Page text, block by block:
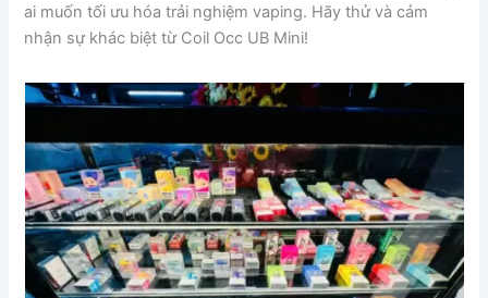
ai muốn tối ưu hóa trải nghiệm vaping. Hãy thử và cảm
nhận sự khác biệt từ Coil Occ UB Mini!